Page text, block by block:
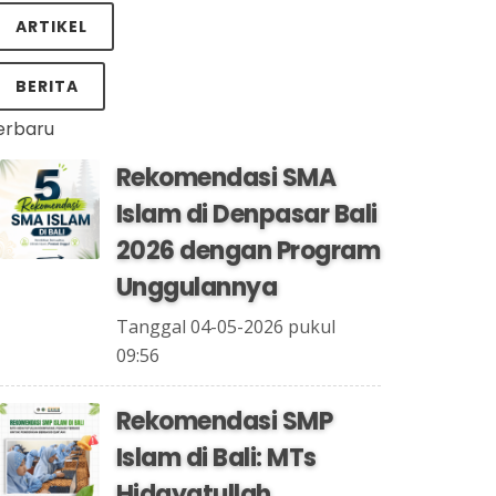
ARTIKEL
BERITA
Rekomendasi SMA
Islam di Denpasar Bali
2026 dengan Program
Unggulannya
Tanggal 04-05-2026 pukul
09:56
Rekomendasi SMP
Islam di Bali: MTs